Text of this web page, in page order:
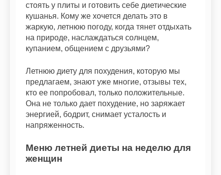
стоять у плиты и готовить себе диетические
кушанья. Кому же хочется делать это в
жаркую, летнюю погоду, когда тянет отдыхать
на природе, наслаждаться солнцем,
купанием, общением с друзьями?
Летнюю диету для похудения, которую мы
предлагаем, знают уже многие, отзывы тех,
кто ее попробовал, только положительные.
Она не только дает похудение, но заряжает
энергией, бодрит, снимает усталость и
напряженность.
Меню летней диеты на неделю для
женщин